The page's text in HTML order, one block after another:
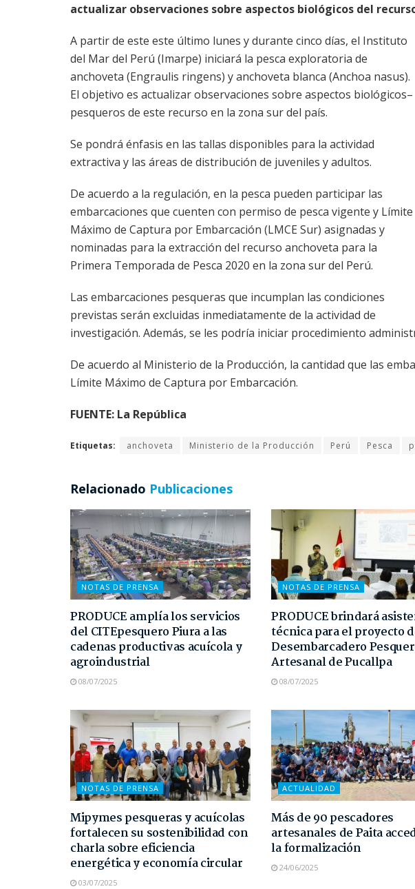
actualizar observaciones sobre aspectos biológicos del
A partir de este este último lunes y durante cinco días, el Instituto
del Mar del Perú (Imarpe) iniciará la pesca exploratoria de
anchoveta (Engraulis ringens) y anchoveta blanca (Anchoa nasus).
El objetivo es actualizar observaciones sobre aspectos biológicos–
pesqueros de este recurso en la zona sur del país.
Se pondrá énfasis en las tallas disponibles para la actividad
extractiva y las áreas de distribución de juveniles y adultos.
De acuerdo a la regulación, en la pesca pueden participar las
embarcaciones que cuenten con permiso de pesca vigente y Límite
Máximo de Captura por Embarcación (LMCE Sur) asignadas y
nominadas para la extracción del recurso anchoveta para la
Primera Temporada de Pesca 2020 en la zona sur del Perú.
Las embarcaciones pesqueras que incumplan las condiciones
previstas serán excluidas inmediatamente de la actividad de
investigación. Además, se les podría iniciar procedimiento
De acuerdo al Ministerio de la Producción, la cantidad que las
Límite Máximo de Captura por Embarcación.
FUENTE: La República
Etiquetas: anchoveta Ministerio de la Producción Perú Pesca
Relacionado Publicaciones
NOTAS DE PRENSA
PRODUCE amplía los servicios
del CITEpesquero Piura a las
cadenas productivas acuícola y
agroindustrial
08/07/2025
NOTAS DE PRENSA
PRODUCE brindará
técnica para el proyecto
Desembarcadero
Artesanal de Pucallpa
08/07/2025
NOTAS DE PRENSA
Mipymes pesqueras y acuícolas
fortalecen su sostenibilidad con
charla sobre eficiencia
energética y economía circular
03/07/2025
ACTUALIDAD
Más de 90 pescadores
artesanales de Paita
la formalización
24/06/2025